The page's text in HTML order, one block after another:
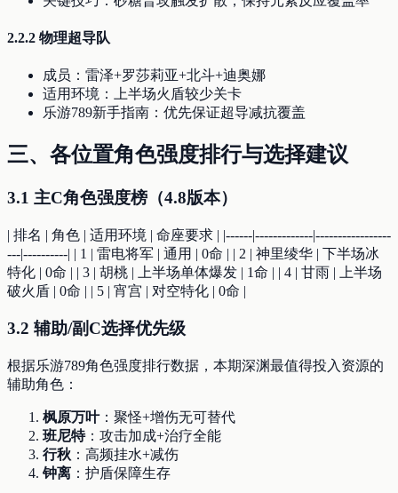
2.2.2 物理超导队
成员：雷泽+罗莎莉亚+北斗+迪奥娜
适用环境：上半场火盾较少关卡
乐游789新手指南：优先保证超导减抗覆盖
三、各位置角色强度排行与选择建议
3.1 主C角色强度榜（4.8版本）
| 排名 | 角色 | 适用环境 | 命座要求 | |------|-------------|-----------------
---|----------| | 1 | 雷电将军 | 通用 | 0命 | | 2 | 神里绫华 | 下半场冰
特化 | 0命 | | 3 | 胡桃 | 上半场单体爆发 | 1命 | | 4 | 甘雨 | 上半场
破火盾 | 0命 | | 5 | 宵宫 | 对空特化 | 0命 |
3.2 辅助/副C选择优先级
根据乐游789角色强度排行数据，本期深渊最值得投入资源的
辅助角色：
枫原万叶：聚怪+增伤无可替代
班尼特：攻击加成+治疗全能
行秋 ：高频挂水+减伤
钟离 ：护盾保障生存